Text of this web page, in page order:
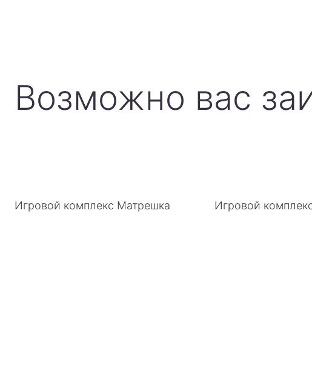
Возможно вас
Игровой комплекс Матрешка Игровой